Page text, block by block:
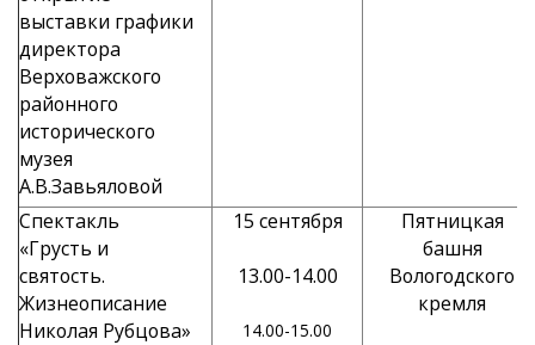
выставки графики
директора
Верховажского
районного
исторического
музея
А.В.Завьяловой
Спектакль
«Грусть и
святость.
Жизнеописание
Николая Рубцова»
15 сентября
13.00-14.00
14.00-15.00
Пятницкая
башня
Вологодского
кремля